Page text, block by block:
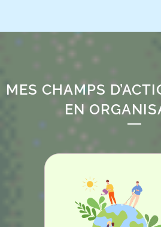
MES CHAMPS
EN